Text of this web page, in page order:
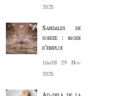
2025
Sandales de
soirée : mode
d’emploi
16h38
29 Nov
2025